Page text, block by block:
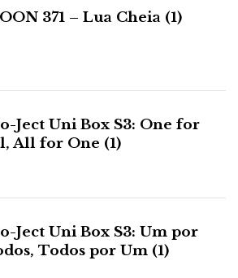
activa com altifalante único full
de origem escandinava. Ao
modelos com idêntica
muito naturais. As cores
para o gosto meridional.
371 – Lua Cheia (1)
Ject Uni Box S3: One for
All for One (1)
Ject Uni Box S3: Um por
Todos por Um (1)